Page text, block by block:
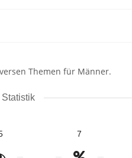
Themen für Männer.
Statistik
7